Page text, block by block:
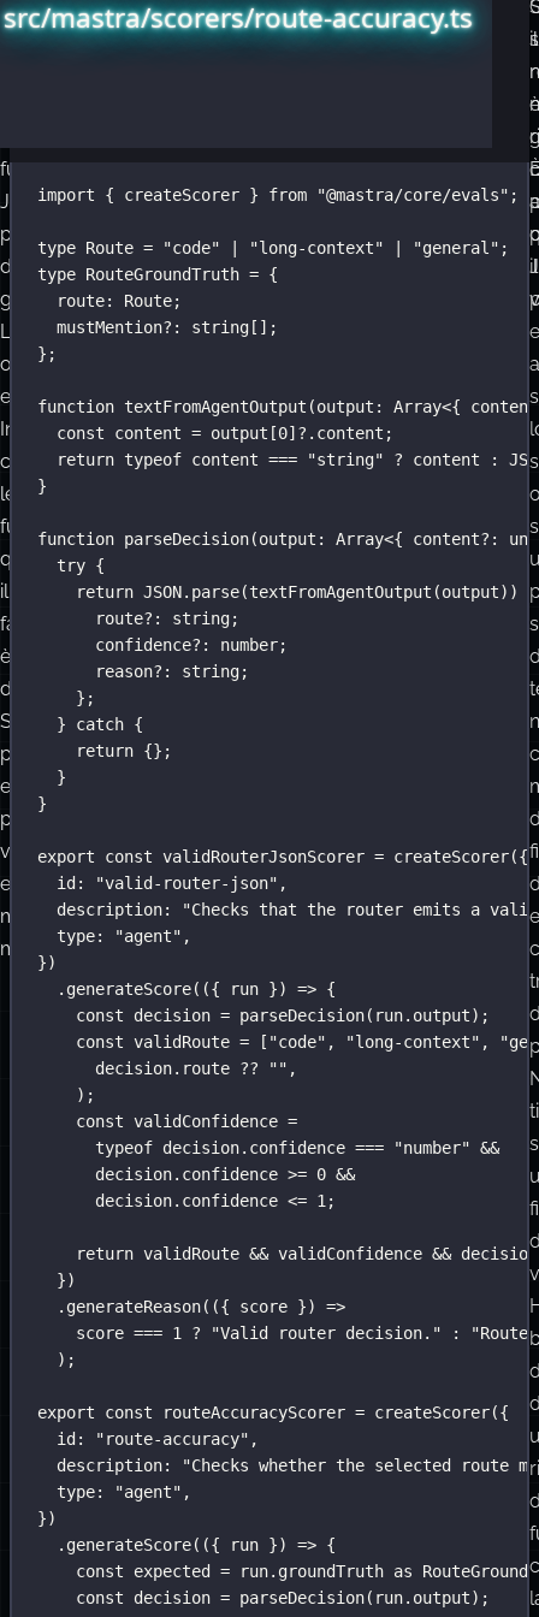
createScorer
di
funzioni
JavaScript,
prompt
di
giudizio
LLM
o
entrambi.
Inizia
con
le
funzioni
quando
il
fallimento
è
deterministico.
Sono
più
economiche,
più
veloci
e
meno
misteriose.
Per
l’accuratezza
ci
serve
modello
giudice.
Dobbiamo
solo
analizzare
JSON
confrontare
src/mastra/scorers/route-accuracy.ts
import { createScorer } from "@mastra/core/evals" ;
type Route = "code" "long-context" "general" ;
type RouteGroundTruth = {
route: Route;
mustMention?: string [];
};
function textFromAgentOutput (output : Array<{ content
const content = output[0]?.content;
return typeof content === "string" ? content :
}
function parseDecision(output : Array<{ content?:
try {
return JSON. parse(textFromAgentOutput (output))
route?: string;
confidence?: number;
reason?: string;
};
} catch {
return {};
}
}
export const validRouterJsonScorer = createScorer({
id : "valid-router-json" ,
description: "Checks that the router emits a
type: "agent" ,
})
. generateScore(({ run }) => {
const decision = parseDecision(run.output);
const validRoute = [ "code" , "long-context" , "
decision.route ?? "" ,
);
const validConfidence =
typeof decision.confidence === "number" &&
decision.confidence >= 0 &&
decision.confidence <= 1;
return validRoute && validConfidence &&
})
. generateReason(({ score }) =>
score === 1 ? "Valid router decision. " : "
);
export const routeAccuracyScorer = createScorer({
id : "route-accuracy" ,
description: "Checks whether the selected route
type: "agent" ,
})
. generateScore(({ run }) => {
const expected = run.groundTruth as
const decision = parseDecision(run.output);
è
il
il
a
e
a
ti